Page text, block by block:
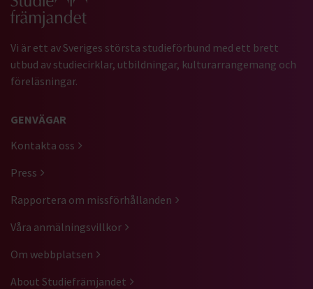
Vi är ett av Sveriges största studieförbund med ett brett
utbud av studiecirklar, utbildningar, kulturarrangemang och
föreläsningar.
GENVÄGAR
Kontakta oss
Press
Rapportera om missförhållanden
Våra anmälningsvillkor
Om webbplatsen
About Studiefrämjandet